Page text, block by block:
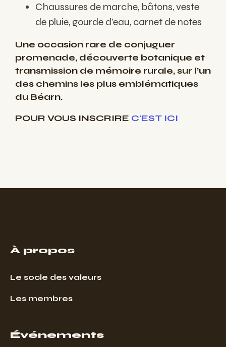
Chaussures de marche, bâtons, veste
de pluie, gourde d’eau, carnet de notes
Une occasion rare de conjuguer
promenade, découverte botanique et
transmission de mémoire rurale, sur l’un
des chemins les plus emblématiques
du Béarn.
POUR VOUS INSCRIRE C'EST ICI
À propos
Le socle des valeurs
Les membres
Événements